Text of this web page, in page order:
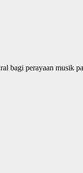
bagi perayaan musik